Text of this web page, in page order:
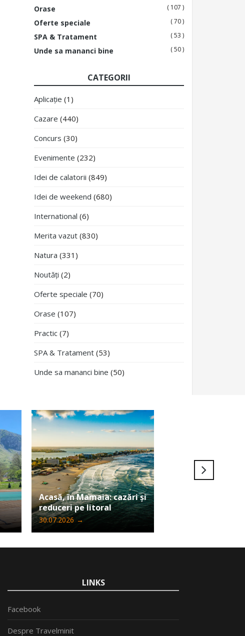
Orase ( 107 )
Oferte speciale ( 70 )
SPA & Tratament ( 53 )
Unde sa mananci bine ( 50 )
CATEGORII
Aplicație (1)
Cazare (440)
Concurs (30)
Evenimente (232)
Idei de calatorii (849)
Idei de weekend (680)
International (6)
Merita vazut (830)
Natura (331)
Noutăți (2)
Oferte speciale (70)
Orase (107)
Practic (7)
SPA & Tratament (53)
Unde sa mananci bine (50)
Acasă, în Mamaia: cazări și
reduceri pe litoral
30.07.2026 →
LINKS
Facebook
Despre Travelminit